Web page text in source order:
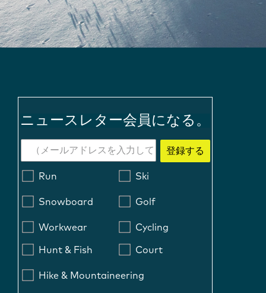
ニュースレター会員になる。
登録する
Run Ski
Snowboard Golf
Workwear Cycling
Hunt & Fish Court
Hike & Mountaineering